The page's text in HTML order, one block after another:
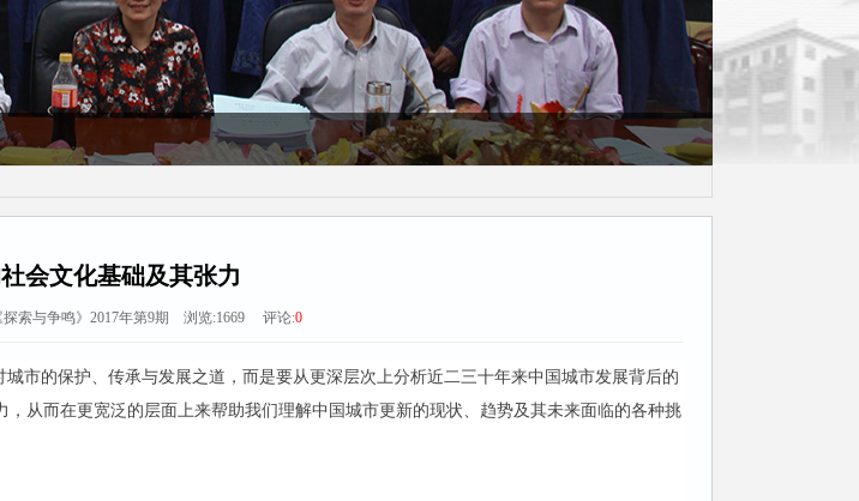
会文化基础及其张力
索与争鸣》2017年第9期 浏览:1669评论:0
市的保护、传承与发展之道，而是要从更深层次上分析近二三十年来中国城市发展背后的
从而在更宽泛的层面上来帮助我们理解中国城市更新的现状、趋势及其未来面临的各种挑